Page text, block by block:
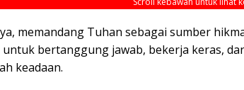
memandang Tuhan sebagai sumber
untuk bertanggung jawab, bekerja keras,
keadaan.